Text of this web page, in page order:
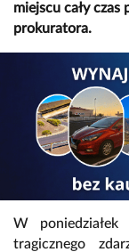
miejscu cały
prokuratora.
W
tragicznego